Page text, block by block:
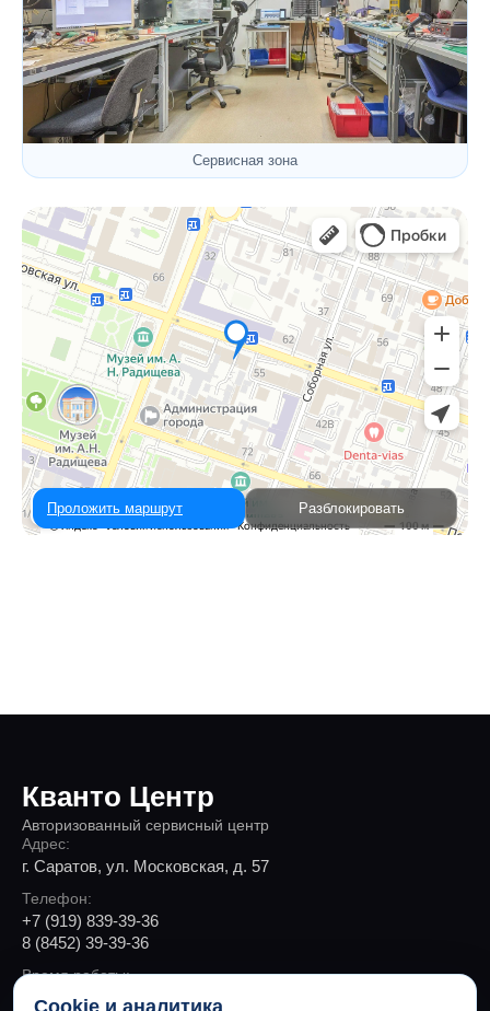
Сервисная зона
Проложить маршрут Разблокировать
Кванто Центр
Авторизованный сервисный центр
Адрес:
г. Саратов, ул. Московская, д. 57
Телефон:
+7 (919) 839-39-36
8 (8452) 39-39-36
Время работы:
Пн-Пт 9:00 - 19:00, Сб 10:00 - 18:00
Cookie и аналитика